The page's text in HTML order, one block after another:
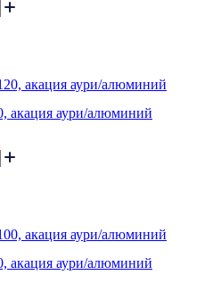
акация аури/алюминий
акация аури/алюминий